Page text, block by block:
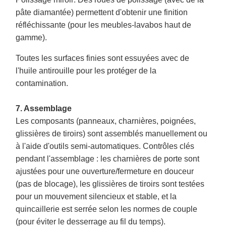
pâte diamantée) permettent d'obtenir une finition
réfléchissante (pour les meubles-lavabos haut de
gamme).
Toutes les surfaces finies sont essuyées avec de
l'huile antirouille pour les protéger de la
contamination.
7. Assemblage
Les composants (panneaux, charnières, poignées,
glissières de tiroirs) sont assemblés manuellement ou
à l'aide d'outils semi-automatiques. Contrôles clés
pendant l'assemblage : les charnières de porte sont
ajustées pour une ouverture/fermeture en douceur
(pas de blocage), les glissières de tiroirs sont testées
pour un mouvement silencieux et stable, et la
quincaillerie est serrée selon les normes de couple
(pour éviter le desserrage au fil du temps).